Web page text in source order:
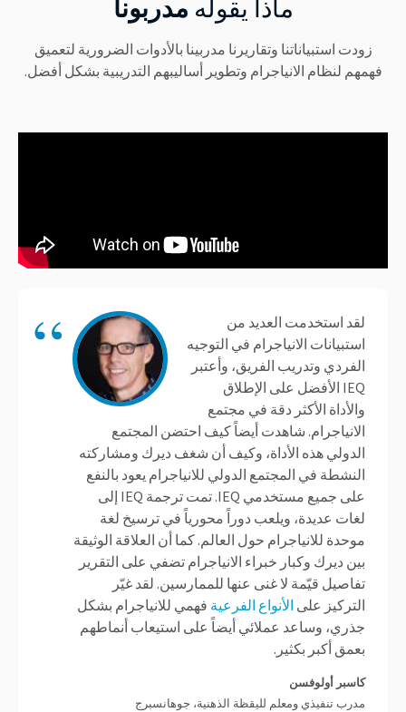
ماذا يقوله مدربونا
زودت استبياناتنا وتقاريرنا مدربينا بالأدوات الضرورية لتعميق
فهمهم لنظام الانياجرام وتطوير أساليبهم التدريبية بشكل أفضل.
لقد استخدمت العديد من
استبيانات الانياجرام في التوجيه
الفردي وتدريب الفريق، وأعتبر
IEQ الأفضل على الإطلاق
والأداة الأكثر دقة في مجتمع
الانياجرام. شاهدت أيضاً كيف احتضن المجتمع
الدولي هذه الأداة، وكيف أن شغف ديرك ومشاركته
النشطة في المجتمع الدولي للانياجرام يعود بالنفع
على جميع مستخدمي IEQ. تمت ترجمة IEQ إلى
لغات عديدة، ويلعب دوراً محورياً في ترسيخ لغة
موحدة للانياجرام حول العالم. كما أن العلاقة الوثيقة
بين ديرك وكبار خبراء الانياجرام تضفي على التقرير
تفاصيل قيّمة لا غنى عنها للممارسين. لقد غيّر
التركيز على الأنواع الفرعية فهمي للانياجرام بشكل
جذري، وساعد عملائي أيضاً على استيعاب أنماطهم
بعمق أكبر بكثير.
كاسبر أولوفسن
مدرب تنفيذي ومعلم لليقظة الذهنية، جوهانسبرج